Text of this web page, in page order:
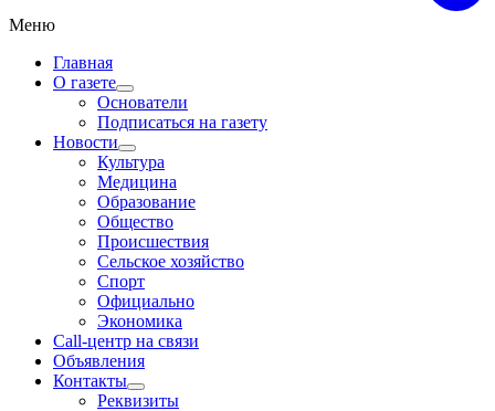
Меню
Главная
О газете
Основатели
Подписаться на газету
Новости
Культура
Медицина
Образование
Общество
Происшествия
Сельское хозяйство
Спорт
Официально
Экономика
Call-центр на связи
Объявления
Контакты
Реквизиты